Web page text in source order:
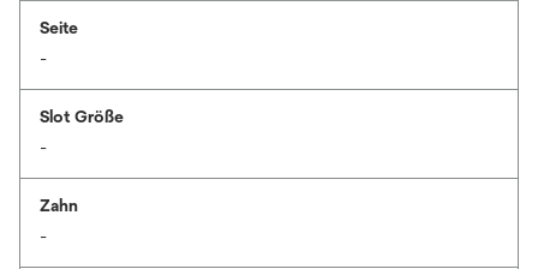
Seite
-
Slot Größe
-
Zahn
-